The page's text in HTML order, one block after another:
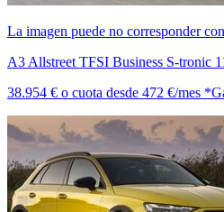
La imagen puede no corresponder
A3 Allstreet TFSI Business S-tronic
38.954 € o cuota desde 472 €/mes *